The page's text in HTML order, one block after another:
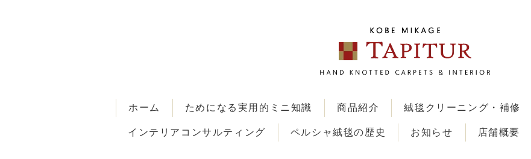
ホーム ためになる実用的ミニ知識 商品紹介 絨毯クリーニング・補修
インテリアコンサルティング ペルシャ絨毯の歴史 お知らせ 店舗概要